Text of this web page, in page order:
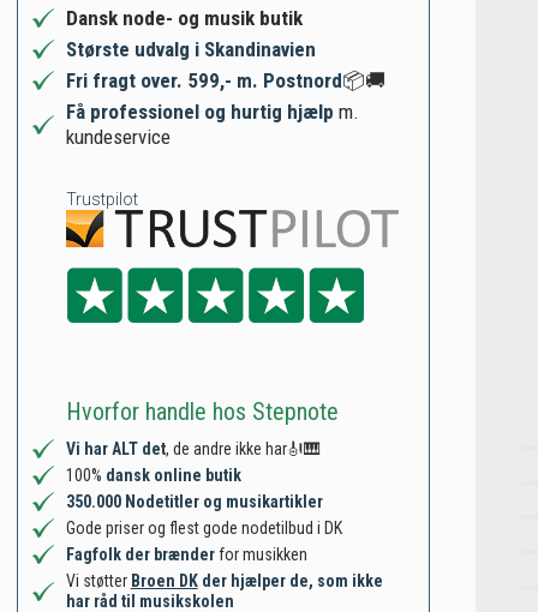
Dansk node- og musik butik
Største udvalg i Skandinavien
Fri fragt over. 599,- m. Postnord📦🚚
Få professionel og hurtig hjælp m.
kundeservice
Trustpilot
Hvorfor handle hos Stepnote
Vi har ALT det, de andre ikke har🎻🎹
100% dansk online butik
350.000 Nodetitler og musikartikler
Gode priser og flest gode nodetilbud i DK
Fagfolk der brænderfor musikken
Vi støtter Broen DKder hjælper de, som ikke
har råd til musikskolen